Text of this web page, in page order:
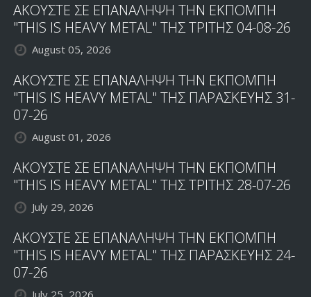
ΑΚΟΥΣΤΕ ΣΕ ΕΠΑΝΑΛΗΨΗ ΤΗΝ ΕΚΠΟΜΠΗ
"THIS IS HEAVY METAL" ΤΗΣ ΤΡΙΤΗΣ 04-08-26
August 05, 2026
ΑΚΟΥΣΤΕ ΣΕ ΕΠΑΝΑΛΗΨΗ ΤΗΝ ΕΚΠΟΜΠΗ
"THIS IS HEAVY METAL" ΤΗΣ ΠΑΡΑΣΚΕΥΗΣ 31-
07-26
August 01, 2026
ΑΚΟΥΣΤΕ ΣΕ ΕΠΑΝΑΛΗΨΗ ΤΗΝ ΕΚΠΟΜΠΗ
"THIS IS HEAVY METAL" ΤΗΣ ΤΡΙΤΗΣ 28-07-26
July 29, 2026
ΑΚΟΥΣΤΕ ΣΕ ΕΠΑΝΑΛΗΨΗ ΤΗΝ ΕΚΠΟΜΠΗ
"THIS IS HEAVY METAL" ΤΗΣ ΠΑΡΑΣΚΕΥΗΣ 24-
07-26
July 25, 2026